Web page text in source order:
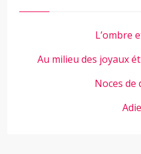
L’ombre
Au milieu des joyaux
Noces de